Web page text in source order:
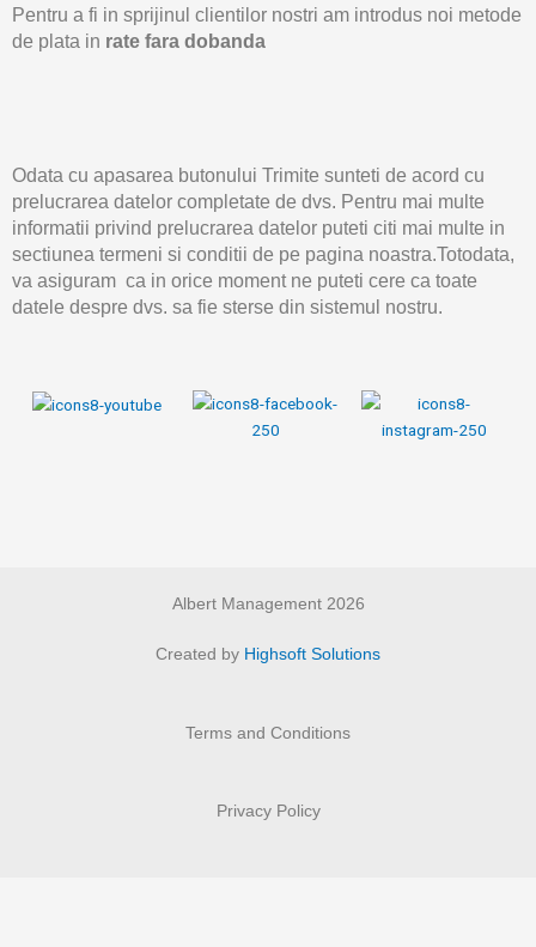
Pentru a fi in sprijinul clientilor nostri am introdus noi metode
de plata in rate fara dobanda
Odata cu apasarea butonului Trimite sunteti de acord cu
prelucrarea datelor completate de dvs. Pentru mai multe
informatii privind prelucrarea datelor puteti citi mai multe in
sectiunea termeni si conditii de pe pagina noastra.Totodata,
va asiguram ca in orice moment ne puteti cere ca toate
datele despre dvs. sa fie sterse din sistemul nostru.
Albert Management 2026
Created by Highsoft Solutions
Terms and Conditions
Privacy Policy